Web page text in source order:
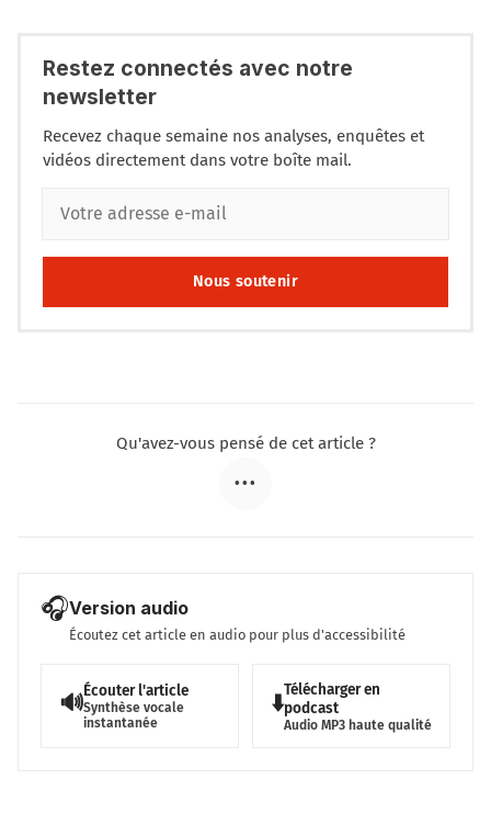
Restez connectés avec notre
newsletter
Recevez chaque semaine nos analyses, enquêtes et
vidéos directement dans votre boîte mail.
Nous soutenir
Qu'avez-vous pensé de cet article ?
•••
🎧Version audio
Écoutez cet article en audio pour plus d'accessibilité
🔊Écouter l'article
Synthèse vocale
instantanée
⬇️
Télécharger en
podcast
Audio MP3 haute qualité